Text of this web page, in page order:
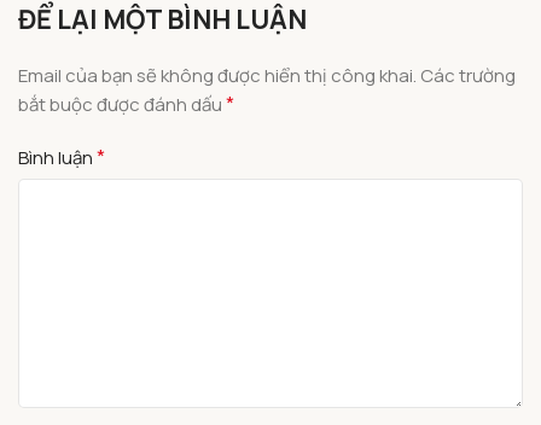
ĐỂ LẠI MỘT BÌNH LUẬN
Email của bạn sẽ không được hiển thị công khai. Các trường
bắt buộc được đánh dấu*
Bình luận*